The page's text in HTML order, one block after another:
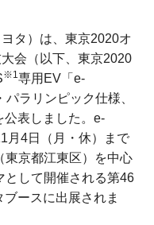
タ）は、東京2020オ
会（以下、東京2020
※1 専用EV「e-
ラリンピック仕様、
公表しました。e-
月4日（月・休）まで
東京都江東区）を中心
として開催される第46
ースに出展されま